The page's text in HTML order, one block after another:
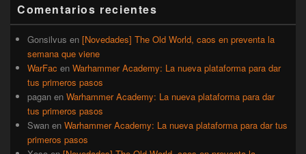
lateral
primaria
Comentarios recientes
Gonsilvus en [Novedades] The Old World, caos en preventa la
semana que viene
WarFac en Warhammer Academy: La nueva plataforma para dar
tus primeros pasos
pagan en Warhammer Academy: La nueva plataforma para dar
tus primeros pasos
Swan en Warhammer Academy: La nueva plataforma para dar tus
primeros pasos